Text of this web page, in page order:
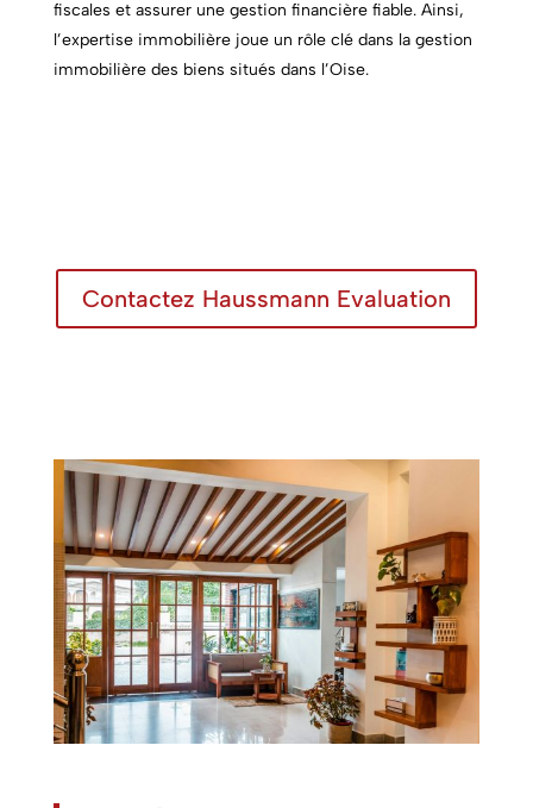
fiscales et assurer une gestion financière fiable. Ainsi,
l’expertise immobilière joue un rôle clé dans la gestion
immobilière des biens situés dans l’Oise.
Contactez Haussmann Evaluation